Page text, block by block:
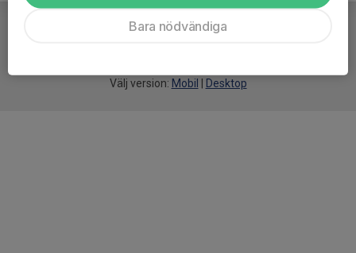
Välj version: Mobil Desktop
Bara nödvändiga